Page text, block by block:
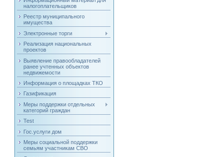
налогоплательщиков
Реестр муниципального
имущества
Электронные торги
Реализация национальных
проектов
Выявление правообладателей
ранее учтенных объектов
недвижемости
Информация о площадках ТКО
Газификация
Меры поддержки отдельных
категорий граждан
Test
Гос.услуги дом
Меры социальной поддержки
семьям участникам СВО